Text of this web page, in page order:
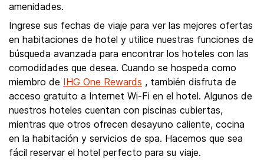
amenidades.
Ingrese sus fechas de viaje para ver las mejores ofertas
en habitaciones de hotel y utilice nuestras funciones de
búsqueda avanzada para encontrar los hoteles con las
comodidades que desea. Cuando se hospeda como
miembro de IHG One Rewards , también disfruta de
acceso gratuito a Internet Wi-Fi en el hotel. Algunos de
nuestros hoteles cuentan con piscinas cubiertas,
mientras que otros ofrecen desayuno caliente, cocina
en la habitación y servicios de spa. Hacemos que sea
fácil reservar el hotel perfecto para su viaje.